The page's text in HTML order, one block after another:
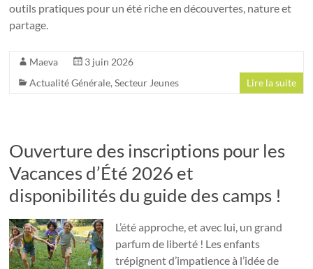
outils pratiques pour un été riche en découvertes, nature et
partage.
Maeva
3 juin 2026
Actualité Générale,Secteur Jeunes Lire la suite
Ouverture des inscriptions pour les
Vacances d’Été 2026 et
disponibilités du guide des camps !
L’été approche, et avec lui, un grand
parfum de liberté ! Les enfants
trépignent d’impatience à l’idée de